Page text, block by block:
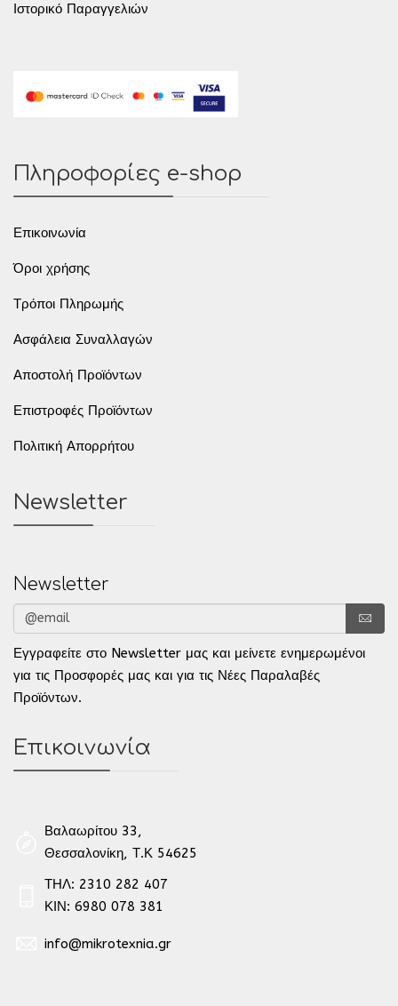
Ιστορικό Παραγγελιών
Πληροφορίες e-shop
Επικοινωνία
Όροι χρήσης
Τρόποι Πληρωμής
Ασφάλεια Συναλλαγών
Αποστολή Προϊόντων
Επιστροφές Προϊόντων
Πολιτική Απορρήτου
Newsletter
Newsletter
Εγγραφείτε στο Newsletter μας και μείνετε ενημερωμένοι
για τις Προσφορές μας και για τις Νέες Παραλαβές
Προϊόντων.
Επικοινωνία
Βαλαωρίτου 33,
Θεσσαλονίκη, Τ.Κ 54625
ΤΗΛ: 2310 282 407
ΚΙΝ: 6980 078 381
info@mikrotexnia.gr